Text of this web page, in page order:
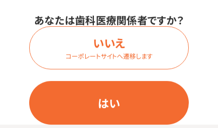
あなたは歯科医療関係者ですか？
はい
いいえ
コーポレートサイトへ遷移します
商品番号：55-9300
在庫：○
色・内容量：
ピンク・10個入
サイズ：
小
価格はログイン後表示